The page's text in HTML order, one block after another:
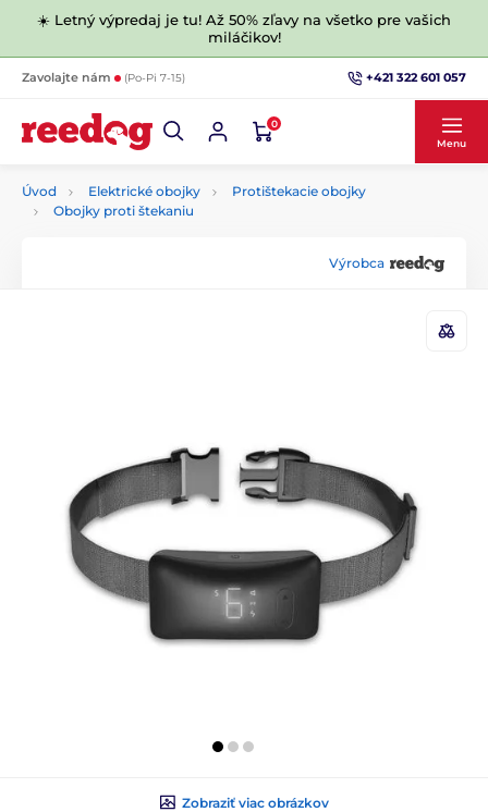
☀️ Letný výpredaj je tu! Až 50% zľavy na všetko pre vašich
miláčikov!
Zavolajte nám (Po-Pi 7-15) +421 322 601 057
0
Menu
Úvod Elektrické obojky
Protištekacie obojky
Obojky proti štekaniu
Výrobca
Zobraziť viac obrázkov